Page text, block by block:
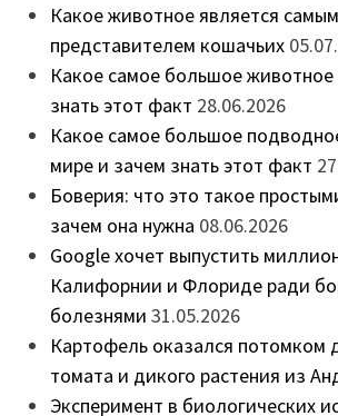
Какое животное является
представителем кошачьих
Какое самое большое животное
знать этот факт 28.06.2026
Какое самое большое
мире и зачем знать этот факт
Боверия: что это такое
зачем она нужна 08.06.2026
Google хочет выпустить
Калифорнии и Флориде ради
болезнями 31.05.2026
Картофель оказался потомком
томата и дикого растения из
Эксперимент в биологических